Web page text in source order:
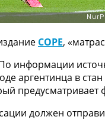
COPE,
информации
аргентинца в
предусматривает
должен